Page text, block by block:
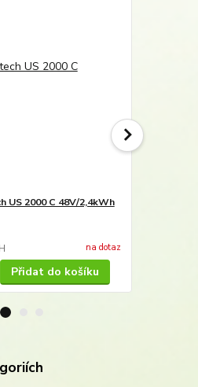
US 2000 C 48V/2,4kWh
na dotaz
Přidat do košíku